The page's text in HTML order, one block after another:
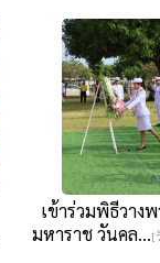
เข้าร่วมพิธีวาง
มหาราช วันคล...[